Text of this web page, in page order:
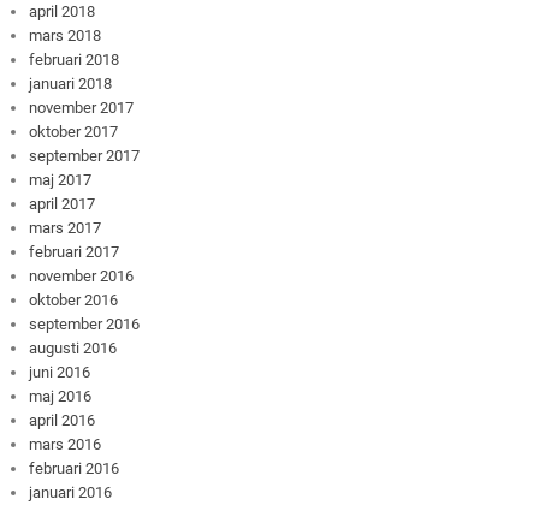
april 2018
mars 2018
februari 2018
januari 2018
november 2017
oktober 2017
september 2017
maj 2017
april 2017
mars 2017
februari 2017
november 2016
oktober 2016
september 2016
augusti 2016
juni 2016
maj 2016
april 2016
mars 2016
februari 2016
januari 2016